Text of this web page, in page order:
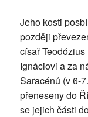
Jeho kosti
později
císař
Ignáciovi a za
Saracénů (v 6-
přeneseny do
se jejich části